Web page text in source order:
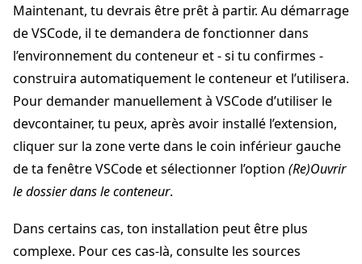
Maintenant, tu devrais être prêt à partir. Au démarrage
de VSCode, il te demandera de fonctionner dans
l’environnement du conteneur et - si tu confirmes -
construira automatiquement le conteneur et l’utilisera.
Pour demander manuellement à VSCode d’utiliser le
devcontainer, tu peux, après avoir installé l’extension,
cliquer sur la zone verte dans le coin inférieur gauche
de ta fenêtre VSCode et sélectionner l’option (Re)Ouvrir
le dossier dans le conteneur.
Dans certains cas, ton installation peut être plus
complexe. Pour ces cas-là, consulte les sources